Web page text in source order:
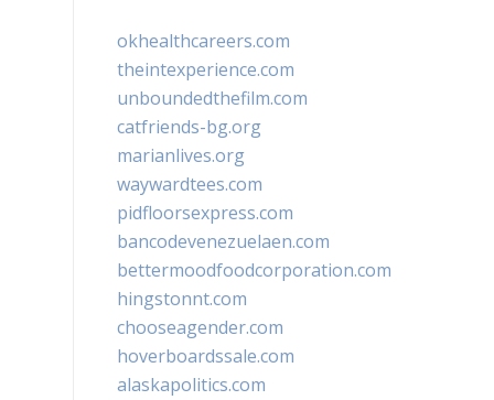
okhealthcareers.com
theintexperience.com
unboundedthefilm.com
catfriends-bg.org
marianlives.org
waywardtees.com
pidfloorsexpress.com
bancodevenezuelaen.com
bettermoodfoodcorporation.com
hingstonnt.com
chooseagender.com
hoverboardssale.com
alaskapolitics.com